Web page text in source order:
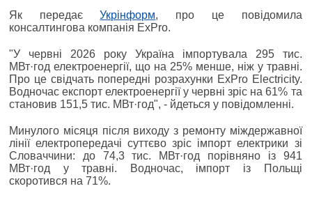
Як передаєУкрінформ, про це повідомила
консалтингова компанія ExPro.
"У червні 2026 року Україна імпортувала 295 тис.
МВт·год електроенергії, що на 25% менше, ніж у травні.
Про це свідчать попередні розрахунки ExPro Electricity.
Водночас експорт електроенергії у червні зріс на 61% та
становив 151,5 тис. МВт·год", - йдеться у повідомленні.
Минулого місяця після виходу з ремонту міждержавної
лінії електропередачі суттєво зріс імпорт електрики зі
Словаччини: до 74,3 тис. МВт·год порівняно із 941
МВт·год у травні. Водночас, імпорт із Польщі
скоротився на 71%.